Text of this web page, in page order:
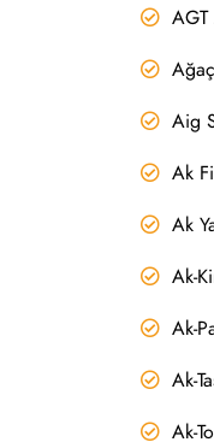
Aig
Ak
Ak
Ak-
Ak-
Ak-
Ak-